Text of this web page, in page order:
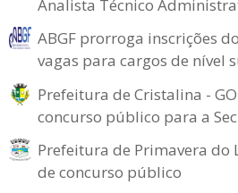
Analista Técnico
ABGF prorroga inscrições
vagas para cargos de nível
Prefeitura de Cristalina -
concurso público para a
Prefeitura de Primavera do
de concurso público